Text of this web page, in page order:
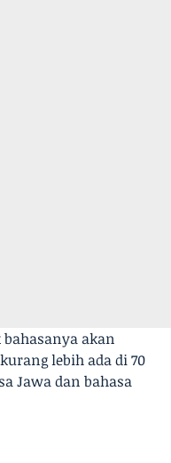
akan
lebih ada di 70
Jawa dan bahasa